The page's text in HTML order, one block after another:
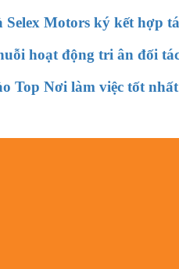
Selex Motors ký kết hợp
hoạt động tri ân đối
Top Nơi làm việc tốt